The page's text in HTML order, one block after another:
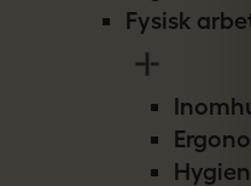
Fysisk